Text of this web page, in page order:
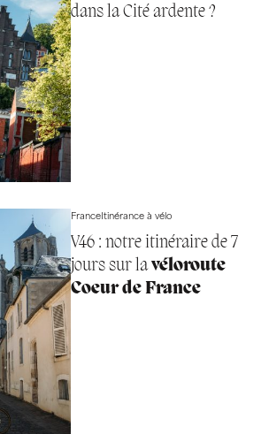
dans la Cité ardente ?
FranceItinérance à vélo
V46 : notre itinéraire de 7
jours sur lavéloroute
Coeur de France